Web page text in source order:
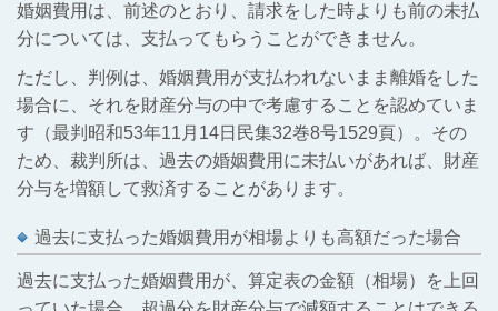
婚姻費用は、前述のとおり、請求をした時よりも前の未払
分については、支払ってもらうことができません。
ただし、判例は、婚姻費用が支払われないまま離婚をした
場合に、それを財産分与の中で考慮することを認めていま
す（最判昭和53年11月14日民集32巻8号1529頁）。その
ため、裁判所は、過去の婚姻費用に未払いがあれば、財産
分与を増額して救済することがあります。
過去に支払った婚姻費用が相場よりも高額だった場合
過去に支払った婚姻費用が、算定表の金額（相場）を上回